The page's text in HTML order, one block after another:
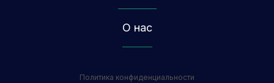
О нас
Политика конфиденциальности